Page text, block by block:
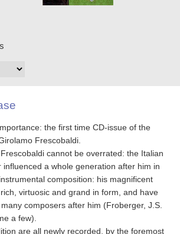
the first time CD-issue of the
Frescobaldi.
cannot be overrated: the Italian
influenced a whole generation after him in
composition: his magnificent
virtuosic and grand in form, and have
composers after him (Froberger, J.S.
a few).
are all newly recorded, by the foremost